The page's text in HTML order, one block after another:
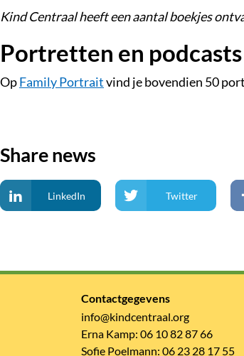
Kind Centraal heeft een aantal boekjes
Portretten en podcasts
OpFamily Portraitvind je bovendien 50
Share news
LinkedIn Twitter
Contactgegevens
info@kindcentraal.org
Erna Kamp: 06 10 82 87 66
Sofie Poelmann: 06 23 28 17 55